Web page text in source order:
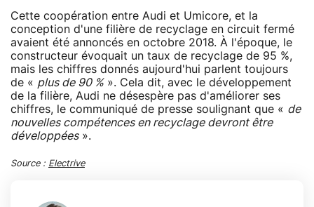
Cette coopération entre Audi et Umicore, et la
conception d'une filière de recyclage en circuit fermé
avaient été annoncés en octobre 2018. À l'époque, le
constructeur évoquait un taux de recyclage de 95 %,
mais les chiffres donnés aujourd'hui parlent toujours
de « plus de 90 % ». Cela dit, avec le développement
de la filière, Audi ne désespère pas d'améliorer ses
chiffres, le communiqué de presse soulignant que « de
nouvelles compétences en recyclage devront être
développées».
Source : Electrive